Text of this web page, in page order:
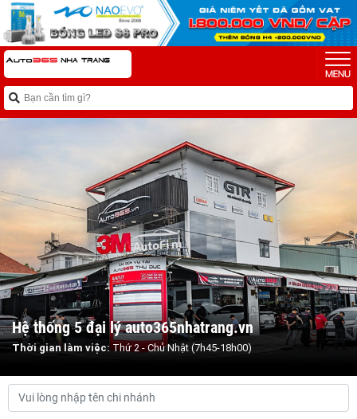
Hệ thống 5 đại lý auto365nhatrang.vn
Thời gian làm việc:Thứ 2 - Chủ Nhật (7h45-18h00)